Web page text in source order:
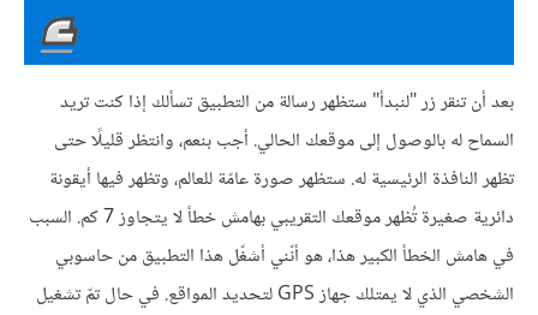
بعد أن تنقر زر "لنبدأ" ستظهر رسالة من التطبيق تسألك إذا كنت تريد
السماح له بالوصول إلى موقعك الحالي. أجب بنعم، وانتظر قليلًا حتى
تظهر النافذة الرئيسية له. ستظهر صورة عامّة للعالم، وتظهر فيها أيقونة
دائرية صغيرة تُظهر موقعك التقريبي بهامش خطأ لا يتجاوز 7 كم. السبب
في هامش الخطأ الكبير هذا، هو أنّني أشغّل هذا التطبيق من حاسوبي
الشخصي الذي لا يمتلك جهاز GPS لتحديد المواقع. في حال تمّ تشغيل